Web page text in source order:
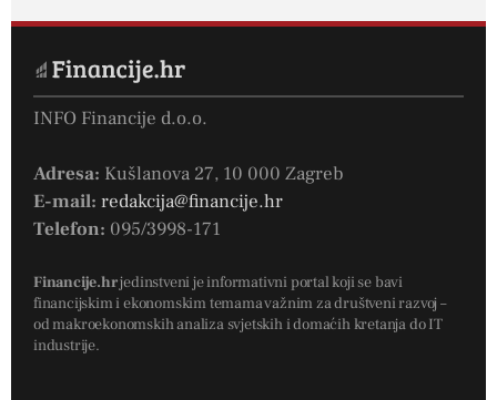
INFO Financije d.o.o.
Adresa: Kušlanova 27, 10 000 Zagreb
E-mail: redakcija@financije.hr
Telefon: 095/3998-171
Financije.hrjedinstveni je informativni portal koji se bavi
financijskim i ekonomskim temama važnim za društveni razvoj –
od makroekonomskih analiza svjetskih i domaćih kretanja do IT
industrije.